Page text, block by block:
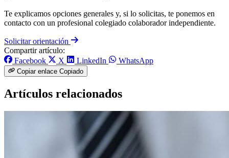
Te explicamos opciones generales y, si lo solicitas, te ponemos en
contacto con un profesional colegiado colaborador independiente.
Solicitar orientación
Compartir artículo:
Facebook
X LinkedIn WhatsApp
Copiar enlace Copiado
Artículos relacionados